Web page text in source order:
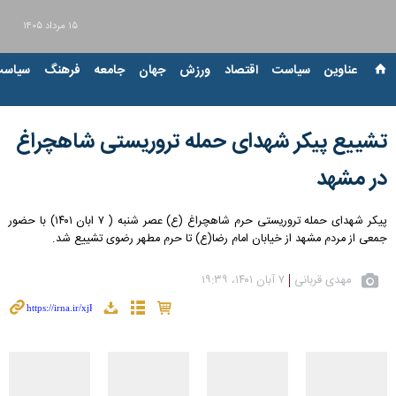
۱۵ مرداد ۱۴۰۵
عناوین‌ سیاست اقتصاد ورزش جهان جامعه فرهنگ
تشییع پیکر شهدای حمله تروریستی شاهچراغ
در مشهد
پیکر شهدای حمله تروریستی حرم شاهچراغ (ع) عصر شنبه ( ۷ ابان ۱۴۰۱) با حضور
جمعی از مردم مشهد از خیابان امام رضا(ع) تا حرم مطهر رضوی تشییع شد.
مهدی قربانی ۷ آبان ۱۴۰۱، ۱۹:۳۹